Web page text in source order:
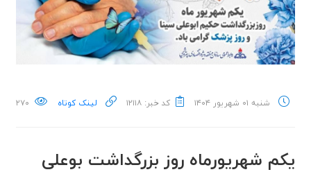
شنبه ۰۱ شهریور ۱۴۰۴ کد خبر: ۱۲۱۱۸ لینک کوتاه ۲۷۰
یکم شهریورماه روز بزرگداشت بوعلی